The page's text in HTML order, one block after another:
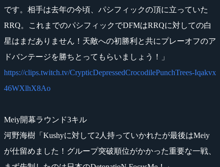
です。相手は去年の今頃、パシフィックの頂に立っていた
RRQ。これまでのパシフィックでDFMはRRQに対しての白
星はまだありません！天敵への初勝利と共にプレーオフのア
ドバンテージを勝ちとってもらいましょう！」
https://clips.twitch.tv/CrypticDepressedCrocodilePunchTrees-Iqakvx
46WXlhX8Ao
Meiy開幕ラウンド3キル
河野海樹「Kushyに対して2人持っていかれたが最後はMeiy
が仕留めました！グループ突破順位がかかった重要な一戦、